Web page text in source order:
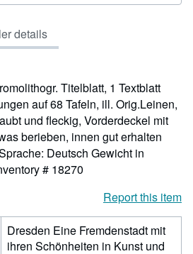
details
Titelblatt, 1 Textblatt
auf 68 Tafeln, ill. Orig.Leinen,
und fleckig, Vorderdeckel mit
berieben, innen gut erhalten
Deutsch Gewicht in
# 18270
Report this item
Dresden Eine Fremdenstadt mit
ihren Schönheiten in Kunst und